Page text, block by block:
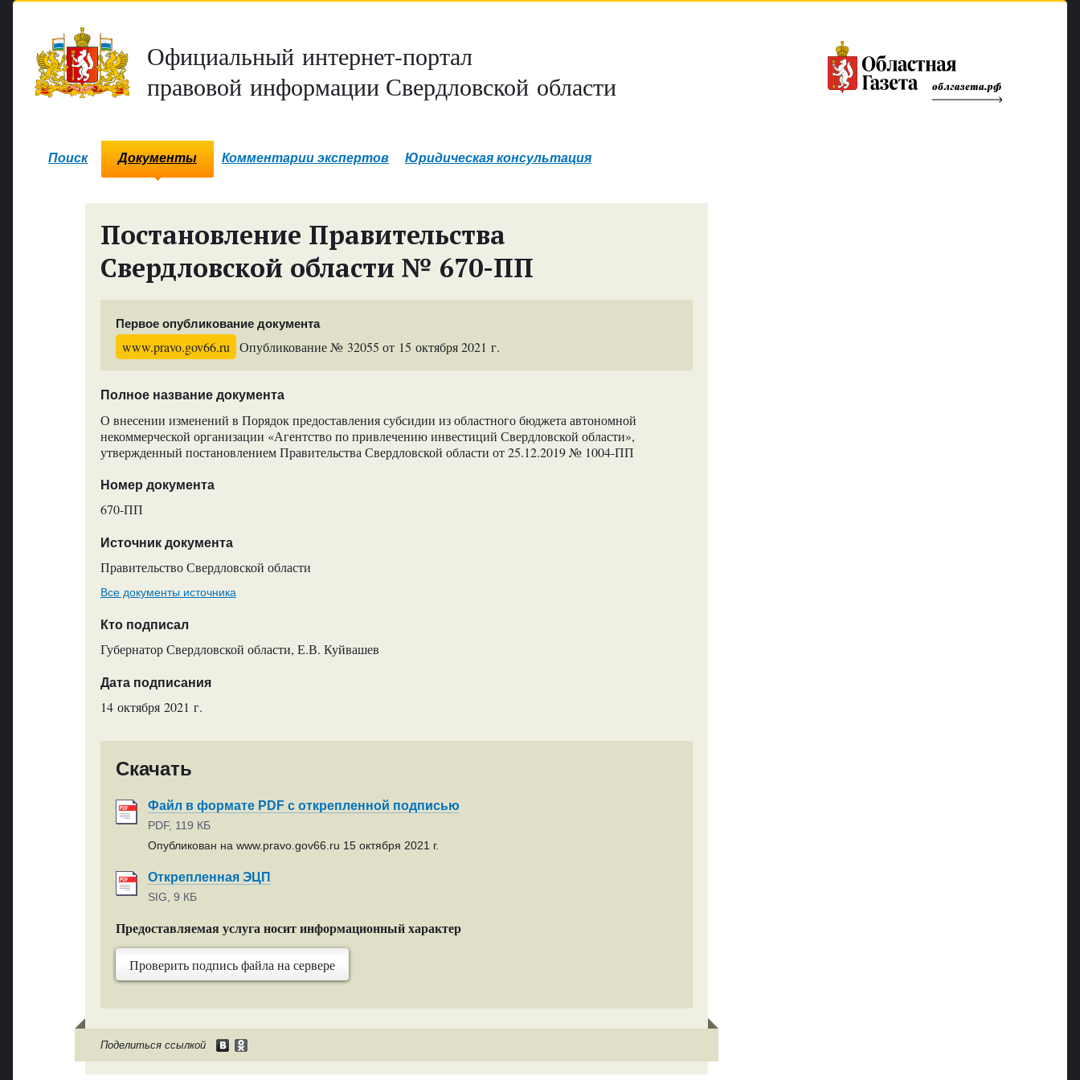
Официальный интернет-портал
правовой информации Свердловской области
Поиск Документы Комментарии экспертов Юридическая консультация
Постановление Правительства
Свердловской области № 670-ПП
Первое опубликование документа
www.pravo.gov66.ru Опубликование № 32055 от 15 октября 2021 г.
Полное название документа
О внесении изменений в Порядок предоставления субсидии из областного бюджета автономной
некоммерческой организации «Агентство по привлечению инвестиций Свердловской области»,
утвержденный постановлением Правительства Свердловской области от 25.12.2019 № 1004-ПП
Номер документа
670-ПП
Источник документа
Правительство Свердловской области
Все документы источника
Кто подписал
Губернатор Свердловской области, Е.В. Куйвашев
Дата подписания
14 октября 2021 г.
Скачать
Файл в формате PDF с открепленной подписью
PDF, 119 КБ
Опубликован на www.pravo.gov66.ru 15 октября 2021 г.
Открепленная ЭЦП
SIG, 9 КБ
Предоставляемая услуга носит информационный характер
Проверить подпись файла на сервере
Поделиться ссылкой